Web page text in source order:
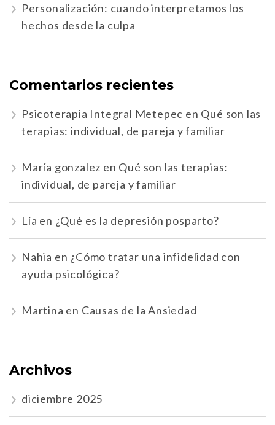
Personalización: cuando interpretamos los
hechos desde la culpa
Comentarios recientes
Psicoterapia Integral Metepec en Qué son las
terapias: individual, de pareja y familiar
María gonzalez en Qué son las terapias:
individual, de pareja y familiar
Lía en ¿Qué es la depresión posparto?
Nahia en ¿Cómo tratar una infidelidad con
ayuda psicológica?
Martina en Causas de la Ansiedad
Archivos
diciembre 2025